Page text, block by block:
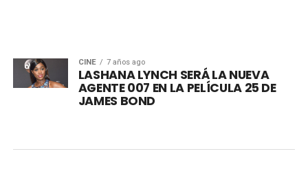
CINE 7 años ago
LASHANA LYNCH SERÁ LA NUEVA
AGENTE 007 EN LA PELÍCULA 25 DE
JAMES BOND